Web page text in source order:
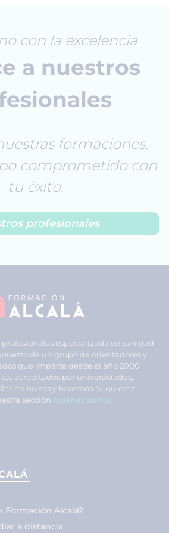
con la excelencia
a nuestros
formaciones,
comprometido con
tu éxito.
profesionales
especializada en sanidad
de un grupo de orientadores y
que imparte desde el año 2000
acreditados por universidades,
en bolsas y baremos. Si quieres
sección quiénes somos
Formación Alcalá?
a distancia